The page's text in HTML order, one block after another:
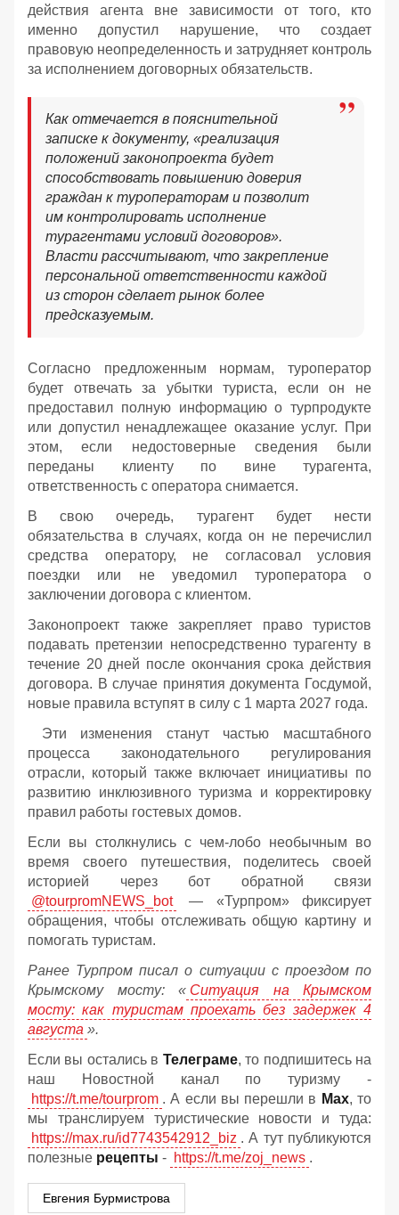
действия агента вне зависимости от того, кто
именно допустил нарушение, что создает
правовую неопределенность и затрудняет контроль
за исполнением договорных обязательств.
Как отмечается в пояснительной
записке к документу, «реализация
положений законопроекта будет
способствовать повышению доверия
граждан к туроператорам и позволит
им контролировать исполнение
турагентами условий договоров».
Власти рассчитывают, что закрепление
персональной ответственности каждой
из сторон сделает рынок более
предсказуемым.
Согласно предложенным нормам, туроператор
будет отвечать за убытки туриста, если он не
предоставил полную информацию о турпродукте
или допустил ненадлежащее оказание услуг. При
этом, если недостоверные сведения были
переданы клиенту по вине турагента,
ответственность с оператора снимается.
В свою очередь, турагент будет нести
обязательства в случаях, когда он не перечислил
средства оператору, не согласовал условия
поездки или не уведомил туроператора о
заключении договора с клиентом.
Законопроект также закрепляет право туристов
подавать претензии непосредственно турагенту в
течение 20 дней после окончания срока действия
договора. В случае принятия документа Госдумой,
новые правила вступят в силу с 1 марта 2027 года.
Эти изменения станут частью масштабного
процесса законодательного регулирования
отрасли, который также включает инициативы по
развитию инклюзивного туризма и корректировку
правил работы гостевых домов.
Если вы столкнулись с чем-лобо необычным во
время своего путешествия, поделитесь своей
историей через бот обратной связи
@tourpromNEWS_bot
— «Турпром» фиксирует
обращения, чтобы отслеживать общую картину и
помогать туристам.
Ранее Турпром писал о ситуации с проездом по
Крымскому мосту: « Ситуация на Крымском
мосту: как туристам проехать без задержек 4
августа ».
Если вы остались в Телеграме, то подпишитесь на
наш Новостной канал по туризму -
https://t.me/tourprom . А если вы перешли в Мах, то
мы транслируем туристические новости и туда:
https://max.ru/id7743542912_biz . А тут публикуются
полезные рецепты - https://t.me/zoj_news .
Евгения Бурмистрова